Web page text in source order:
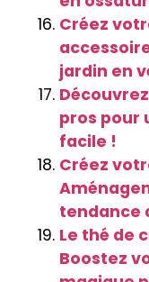
Créez
jardin en
pros pour
facile !
Créez
tendance
Le thé de
Boostez